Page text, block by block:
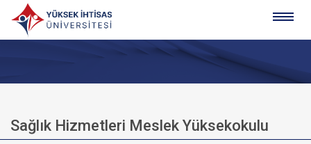
Sağlık Hizmetleri Meslek Yüksekokulu